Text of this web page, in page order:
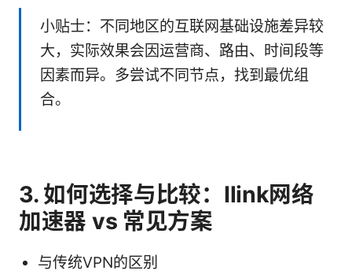
小贴士：不同地区的互联网基础设施差异较
大，实际效果会因运营商、路由、时间段等
因素而异。多尝试不同节点，找到最优组
合。
3. 如何选择与比较：Ilink网络
加速器 vs 常见方案
与传统VPN的区别